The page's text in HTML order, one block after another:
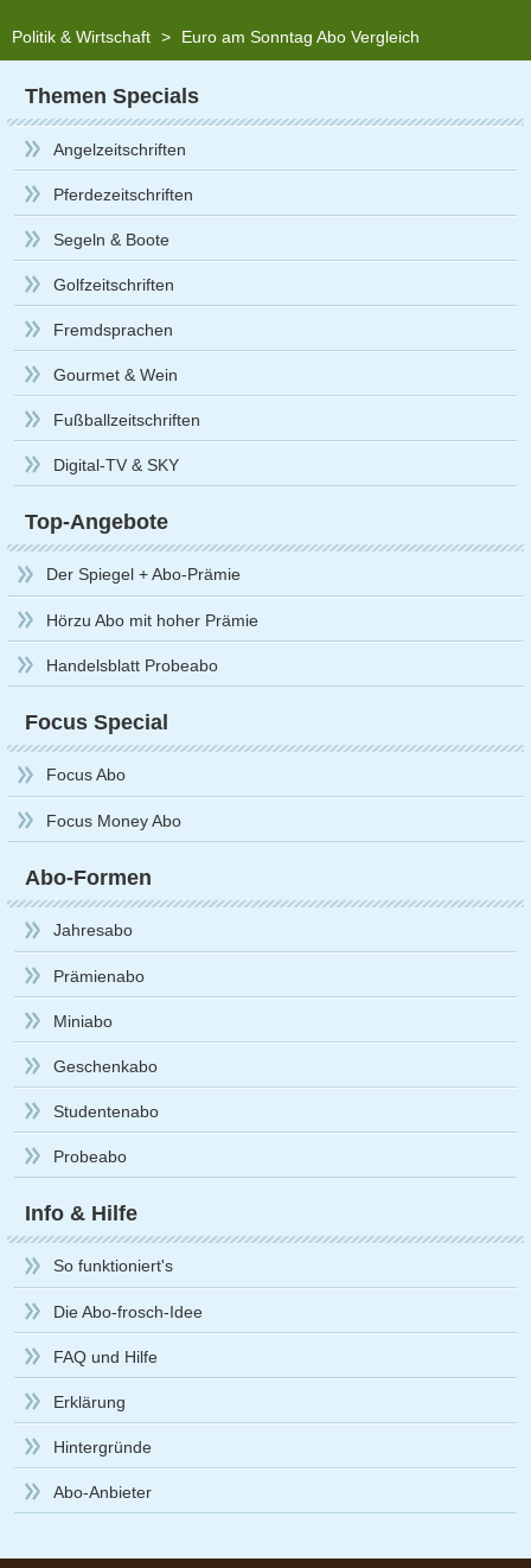
Politik & Wirtschaft > Euro am Sonntag Abo Vergleich
Themen Specials
Angelzeitschriften
Pferdezeitschriften
Segeln & Boote
Golfzeitschriften
Fremdsprachen
Gourmet & Wein
Fußballzeitschriften
Digital-TV & SKY
Top-Angebote
Der Spiegel + Abo-Prämie
Hörzu Abo mit hoher Prämie
Handelsblatt Probeabo
Focus Special
Focus Abo
Focus Money Abo
Abo-Formen
Jahresabo
Prämienabo
Miniabo
Geschenkabo
Studentenabo
Probeabo
Info & Hilfe
So funktioniert's
Die Abo-frosch-Idee
FAQ und Hilfe
Erklärung
Hintergründe
Abo-Anbieter